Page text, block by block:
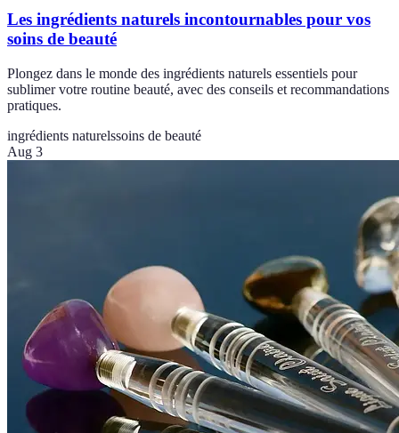
Les ingrédients naturels incontournables pour vos
soins de beauté
Plongez dans le monde des ingrédients naturels essentiels pour
sublimer votre routine beauté, avec des conseils et recommandations
pratiques.
ingrédients naturelssoins de beauté
Aug 3